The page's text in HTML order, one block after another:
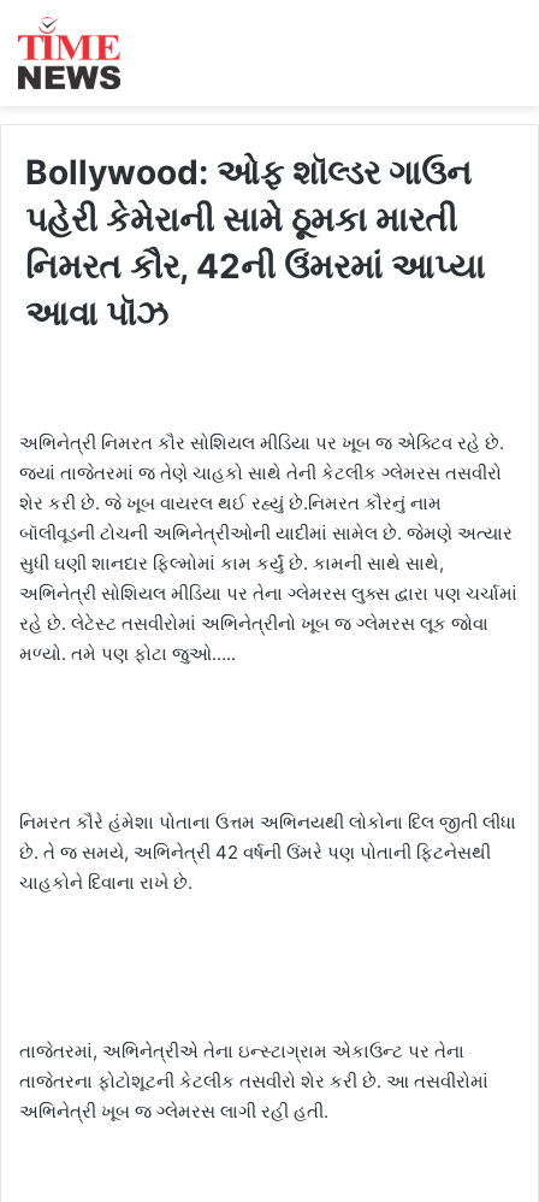
Bollywood: ઓફ શૉલ્ડર ગાઉન
પહેરી કેમેરાની સામે ઠૂમકા મારતી
નિમરત કૌર, 42ની ઉંમરમાં આપ્યા
આવા પૉઝ
અભિનેત્રી નિમરત કૌર સોશિયલ મીડિયા પર ખૂબ જ એક્ટિવ રહે છે.
જ્યાં તાજેતરમાં જ તેણે ચાહકો સાથે તેની કેટલીક ગ્લેમરસ તસવીરો
શેર કરી છે. જે ખૂબ વાયરલ થઈ રહ્યું છે.નિમરત કૌરનું નામ
બૉલીવૂડની ટોચની અભિનેત્રીઓની યાદીમાં સામેલ છે. જેમણે અત્યાર
સુધી ઘણી શાનદાર ફિલ્મોમાં કામ કર્યું છે. કામની સાથે સાથે,
અભિનેત્રી સોશિયલ મીડિયા પર તેના ગ્લેમરસ લુક્સ દ્વારા પણ ચર્ચામાં
રહે છે. લેટેસ્ટ તસવીરોમાં અભિનેત્રીનો ખૂબ જ ગ્લેમરસ લૂક જોવા
મળ્યો. તમે પણ ફોટા જુઓ…..
નિમરત કૌરે હંમેશા પોતાના ઉત્તમ અભિનયથી લોકોના દિલ જીતી લીધા
છે. તે જ સમયે, અભિનેત્રી 42 વર્ષની ઉંમરે પણ પોતાની ફિટનેસથી
ચાહકોને દિવાના રાખે છે.
તાજેતરમાં, અભિનેત્રીએ તેના ઇન્સ્ટાગ્રામ એકાઉન્ટ પર તેના
તાજેતરના ફોટોશૂટની કેટલીક તસવીરો શેર કરી છે. આ તસવીરોમાં
અભિનેત્રી ખૂબ જ ગ્લેમરસ લાગી રહી હતી.